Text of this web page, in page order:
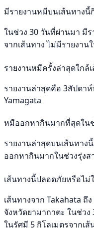
มีรายงานหมีบนเส้นทางนี้
ในช่วง 30 วันที่ผ่านมา มี
จากเส้นทาง ไม่มีรายงาน
รายงานหมีครั้งล่าสุดใกล้
รายงานล่าสุดคือ 3สัปดา
Yamagata
หมีออกหากินมากที่สุดใน
รายงานล่าสุดบนเส้นทาง
ออกหากินมากในช่วงรุ่งส
เส้นทางนี้ปลอดภัยหรือไม่
เส้นทางจาก Takahata ถึ
จังหวัดยามากาตะ ในช่ว
ในรัศมี 5 กิโลเมตรจากเ